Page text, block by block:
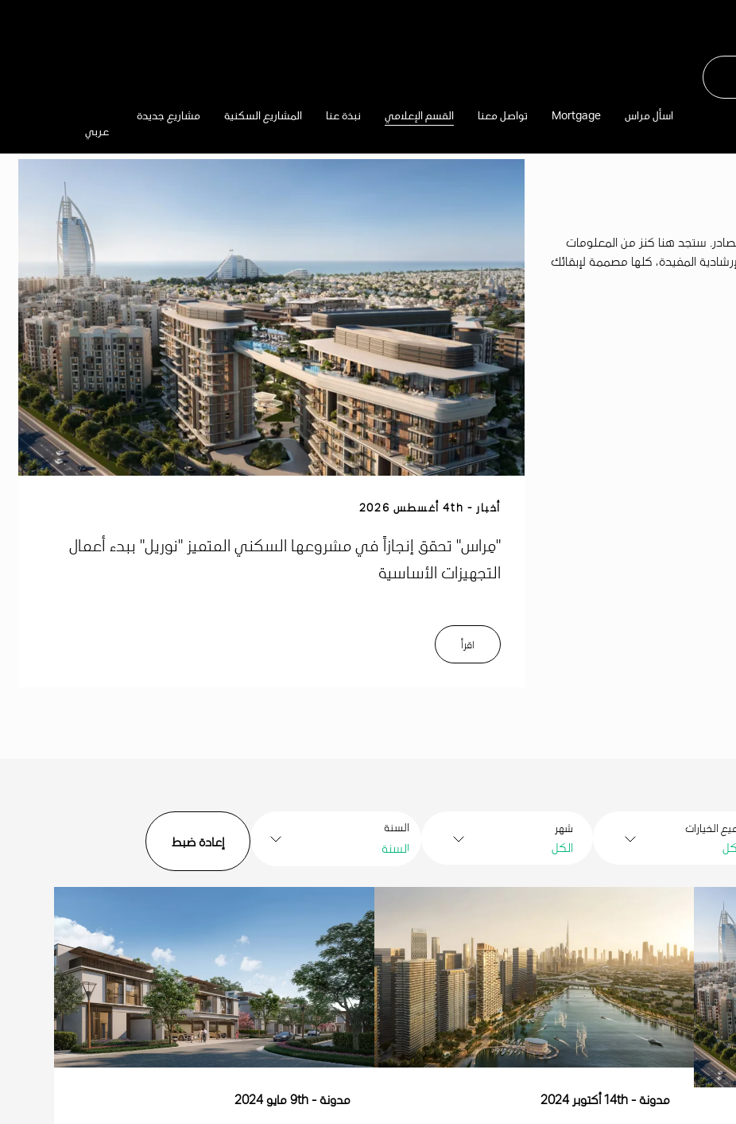
مشاريع جديدة المشاريع السكنية نبذة عنا القسم الإعلامي تواصل معنا Mortgage
اسأل مراس
عربي
ستجد هنا كنز من المعلومات
المفيدة، كلها مصممة لإبقائك
أخبار 4th أغسطس 2026
"مِراس" تحقق إنجازاً في مشروعها السكني المتميز "نوريل" ببدء أعمال
التجهيزات الأساسية
اﻗﺮأ
الخيارات شهر
الكل
السنة
مدونة 14th أكتوبر 2024 مدونة 9th مايو 2024